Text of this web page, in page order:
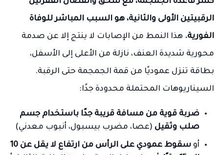
الرقبيتين الأولى والثانية، هو السبب المباشر للوفاة
الفورية. هذا النمط من الإصابات لا ينتج إلا عن صدمة
محورية شديدة العنف، نازلة من الأعلى إلى الأسفل،
بطاقة تنزل عموديًا من قمة الجمجمة حتى الرقبة.
السيناريوهات المحتملة محدودة جدًا:
ضربة قوية من مسافة قريبة جدًا باستخدام جسم
صلب وثقيل (عصا، مضرب بيسبول، أنبوب معدني)
أو
سقوط عمودي على الرأس من ارتفاع لا يقل عن 10